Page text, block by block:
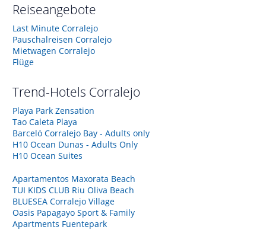
Reiseangebote
Last Minute Corralejo
Pauschalreisen Corralejo
Mietwagen Corralejo
Flüge
Trend-Hotels Corralejo
Playa Park Zensation
Tao Caleta Playa
Barceló Corralejo Bay - Adults only
H10 Ocean Dunas - Adults Only
H10 Ocean Suites
Apartamentos Maxorata Beach
TUI KIDS CLUB Riu Oliva Beach
BLUESEA Corralejo Village
Oasis Papagayo Sport & Family
Apartments Fuentepark